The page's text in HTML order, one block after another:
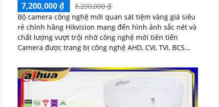
7,200,000 ₫
8,200,000 ₫
Bộ camera công nghệ mới quan sát tiệm vàng giá siêu
rẻ chính hãng Hikvision mang đến hình ảnh sắc nét và
chất lượng vượt trội nhờ công nghệ mới tiên tiến
Camera được trang bị công nghệ AHD, CVI, TVI, BCS
tích hợp mic ghi âm còn hỗ trợ full color có màu ban
đêm màu sắc trung thực giúp việc giám sát dễ dàng